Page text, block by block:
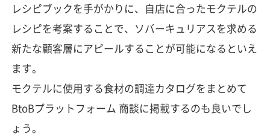
レシピブックを手がかりに、自店に合ったモクテルの
レシピを考案することで、ソバーキュリアスを求める
新たな顧客層にアピールすることが可能になるといえ
ます。
モクテルに使用する食材の調達カタログをまとめて
BtoBプラットフォーム 商談に掲載するのも良いでし
ょう。